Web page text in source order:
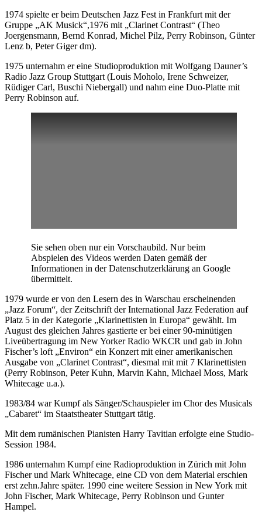
1974 spielte er beim Deutschen Jazz Fest in Frankfurt mit der
Gruppe „AK Musick“,1976 mit „Clarinet Contrast“ (Theo
Joergensmann, Bernd Konrad, Michel Pilz, Perry Robinson, Günter
Lenz b, Peter Giger dm).
1975 unternahm er eine Studioproduktion mit Wolfgang Dauner’s
Radio Jazz Group Stuttgart (Louis Moholo, Irene Schweizer,
Rüdiger Carl, Buschi Niebergall) und nahm eine Duo-Platte mit
Perry Robinson auf.
Sie sehen oben nur ein Vorschaubild. Nur beim
Abspielen des Videos werden Daten gemäß der
Informationen in der Datenschutzerklärung an Google
übermittelt.
1979 wurde er von den Lesern des in Warschau erscheinenden
„Jazz Forum“, der Zeitschrift der International Jazz Federation auf
Platz 5 in der Kategorie „Klarinettisten in Europa“ gewählt. Im
August des gleichen Jahres gastierte er bei einer 90-minütigen
Liveübertragung im New Yorker Radio WKCR und gab in John
Fischer’s loft „Environ“ ein Konzert mit einer amerikanischen
Ausgabe von „Clarinet Contrast“, diesmal mit mit 7 Klarinettisten
(Perry Robinson, Peter Kuhn, Marvin Kahn, Michael Moss, Mark
Whitecage u.a.).
1983/84 war Kumpf als Sänger/Schauspieler im Chor des Musicals
„Cabaret“ im Staatstheater Stuttgart tätig.
Mit dem rumänischen Pianisten Harry Tavitian erfolgte eine Studio-
Session 1984.
1986 unternahm Kumpf eine Radioproduktion in Zürich mit John
Fischer und Mark Whitecage, eine CD von dem Material erschien
erst zehn.Jahre später. 1990 eine weitere Session in New York mit
John Fischer, Mark Whitecage, Perry Robinson und Gunter
Hampel.